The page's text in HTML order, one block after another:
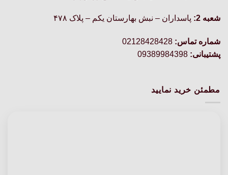
شعبه 2: پاسداران – نبش بهارستان یکم – پلاک ۴۷۸
شماره تماس:
پشتیبانی:
مطمئن خرید نمایید